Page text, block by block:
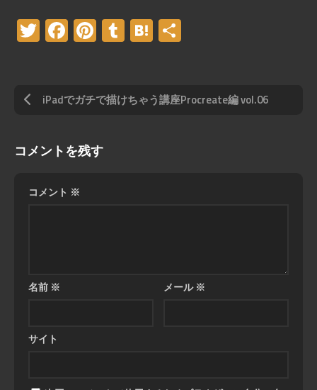
Twitter
Facebook
Pinterest
TumblrHatena
iPadでガチで描けちゃう講座Procreate編 vol.06
コメントを残す
コメント ※
名前 ※ メール※
サイト